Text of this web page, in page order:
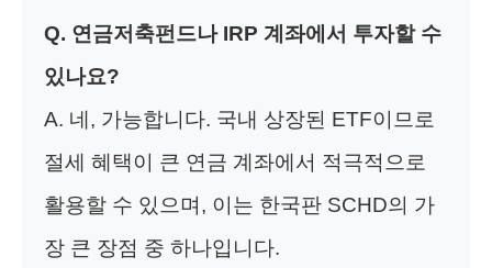
Q. 연금저축펀드나 IRP 계좌에서 투자할 수
있나요?
A. 네, 가능합니다. 국내 상장된 ETF이므로
절세 혜택이 큰 연금 계좌에서 적극적으로
활용할 수 있으며, 이는 한국판 SCHD의 가
장 큰 장점 중 하나입니다.